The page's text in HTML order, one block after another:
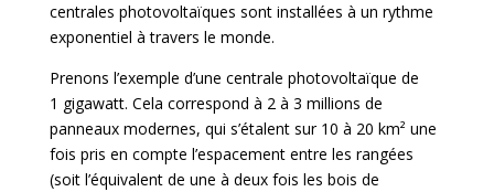
centrales photovoltaïques sont installées à un rythme
exponentiel à travers le monde.
Prenons l’exemple d’une centrale photovoltaïque de
1 gigawatt. Cela correspond à 2 à 3 millions de
panneaux modernes, qui s’étalent sur 10 à 20 km² une
fois pris en compte l’espacement entre les rangées
(soit l’équivalent de une à deux fois les bois de